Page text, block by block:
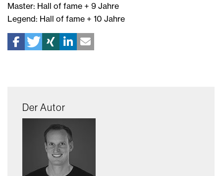
Master: Hall of fame + 9 Jahre
Legend: Hall of fame + 10 Jahre
Der Autor